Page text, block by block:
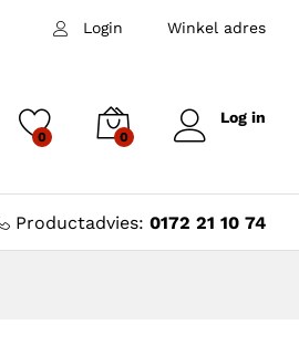
Login Winkel adres
0 0
Log in
Productadvies: 0172 21 10 74